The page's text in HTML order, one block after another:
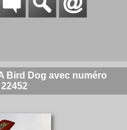
Bird Dog avec numéro